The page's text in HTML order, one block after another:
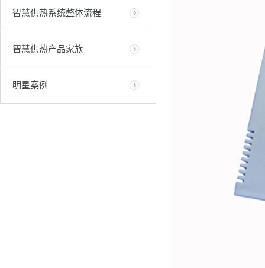
智慧供热系统整体流程
智慧供热产品家族
明星案例